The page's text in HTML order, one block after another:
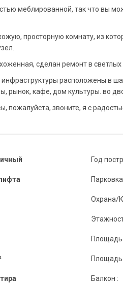
меблированной, так что вы
просторную комнату, из
сделан ремонт в светлых
расположены в
рынок, кафе, дом культуры. во
пожалуйста, звоните, я с
Год
Охрана/
Площадь
Площадь
Балкон :